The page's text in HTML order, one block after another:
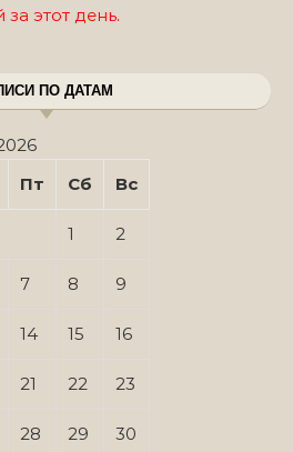
этот день.
ПО ДАТАМ
Пт Сб Вс
1 2
7 8 9
14 15 16
21 22 23
28 29 30